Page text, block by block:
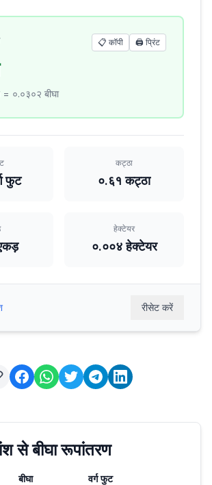
📋 कॉपी 🖨️ प्रिंट
०.०३०२ बीघा
फुट
कट्ठा
०.६१ कट्ठा
हेक्टेयर
०.००४ हेक्टेयर
रीसेट करें
से बीघा रूपांतरण
बीघा वर्ग फुट